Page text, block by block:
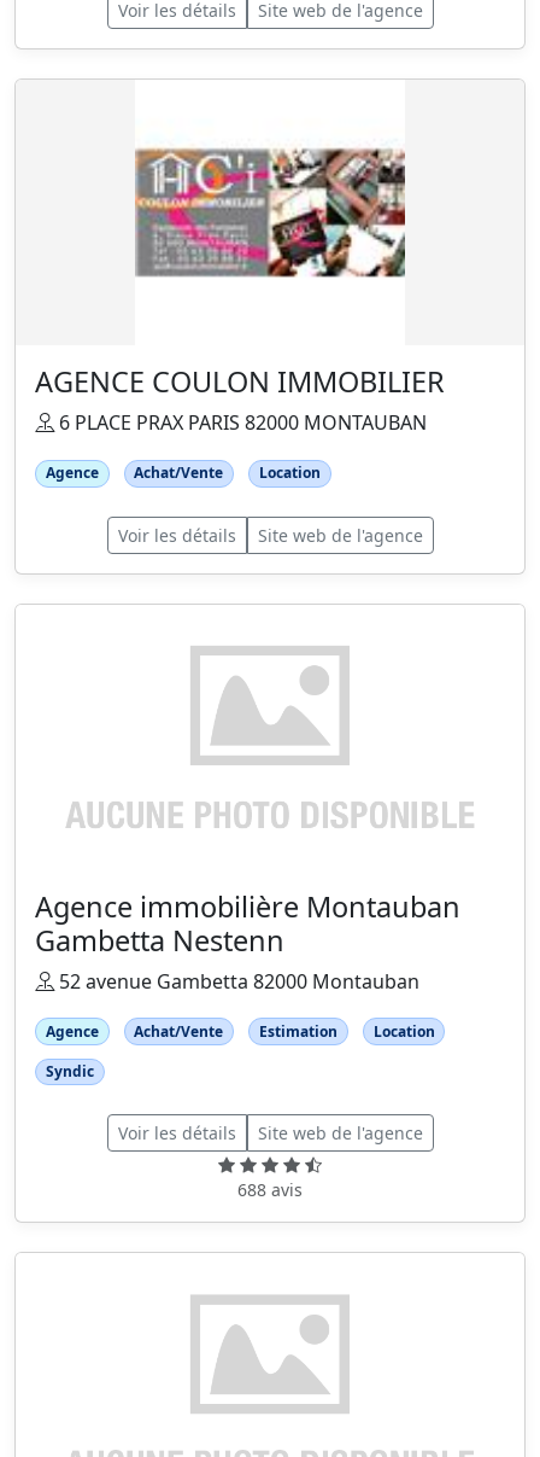
Voir les détails Site web de l'agence
AGENCE COULON IMMOBILIER
6 PLACE PRAX PARIS 82000 MONTAUBAN
Agence Achat/Vente Location
Voir les détails Site web de l'agence
Agence immobilière Montauban
Gambetta Nestenn
52 avenue Gambetta 82000 Montauban
Agence Achat/Vente Estimation
Location
Syndic
Voir les détails Site web de l'agence
688 avis